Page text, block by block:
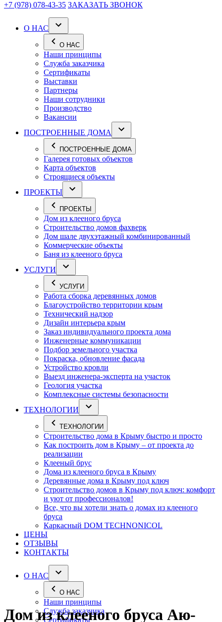
+7 (978) 078-43-35 ЗАКАЗАТЬ ЗВОНОК
О НАС
О НАС
Наши принципы
Служба заказчика
Сертификаты
Выставки
Партнеры
Наши сотрудники
Производство
Вакансии
ПОСТРОЕННЫЕ ДОМА
ПОСТРОЕННЫЕ ДОМА
Галерея готовых объектов
Карта объектов
Строящиеся объекты
ПРОЕКТЫ
ПРОЕКТЫ
Дом из клееного бруса
Строительство домов фахверк
Дом шале двухэтажный комбинированный
Коммерческие объекты
Баня из клееного бруса
УСЛУГИ
УСЛУГИ
Работа сборка деревянных домов
Благоустройство территории крым
Технический надзор
Дизайн интерьера крым
Заказ индивидуального проекта дома
Инженерные коммуникации
Подбор земельного участка
Покраска, обновление фасада
Устройство кровли
Выезд инженера-эксперта на участок
Геология участка
Комплексные системы безопасности
ТЕХНОЛОГИИ
ТЕХНОЛОГИИ
Строительство дома в Крыму быстро и просто
Как построить дом в Крыму – от проекта до
реализации
Клееный брус
Дома из клееного бруса в Крыму
Деревянные дома в Крыму под ключ
Строительство домов в Крыму под ключ: комфорт
и уют от профессионалов!
Все, что вы хотели знать о домах из клееного
бруса
Каркасный DOM TECHNONICOL
ЦЕНЫ
ОТЗЫВЫ
КОНТАКТЫ
О НАС
О НАС
Наши принципы
Служба заказчика
Сертификаты
Дом из клееного бруса Аю-